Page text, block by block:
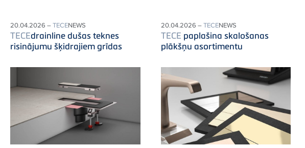
20.04.2026 –TECENEWS
TECEdrainline dušas teknes
risinājumu šķidrajiem grīdas
20.04.2026 –TECENEWS
TECE paplašina skalošanas
plākšņu asortimentu